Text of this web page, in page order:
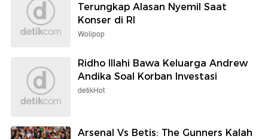
Terungkap Alasan Nyemil Saat
Konser di RI
Wolipop
Ridho Illahi Bawa Keluarga Andrew
Andika Soal Korban Investasi
detikHot
Arsenal Vs Betis: The Gunners Kalah